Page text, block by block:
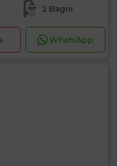
2 Bagni
WhatsApp